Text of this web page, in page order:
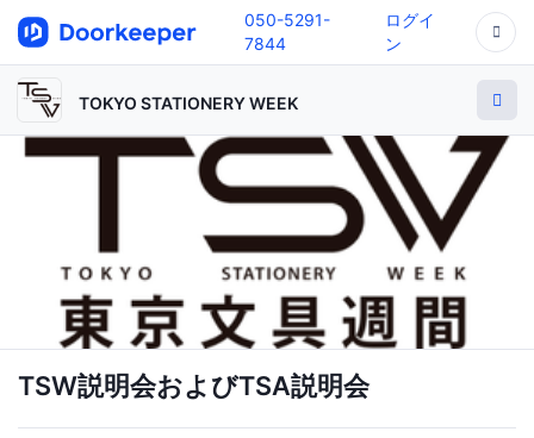
050-5291-
7844
ログイ
ン
TOKYO STATIONERY WEEK
TSW説明会およびTSA説明会